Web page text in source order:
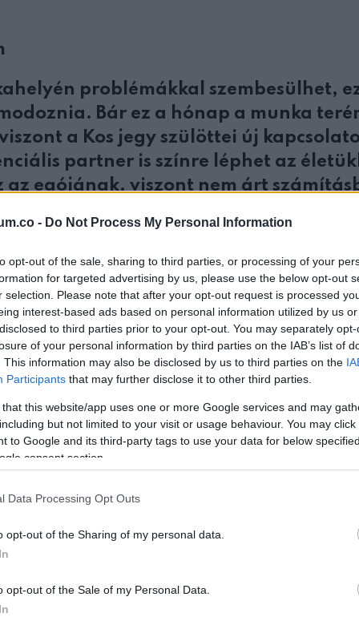
- Do Not Process My Personal Information
opt-out of the sale, sharing to third parties, or processing of your
for targeted advertising by us, please use the below opt-out
selection. Please note that after your opt-out request is processed
interest-based ads based on personal information utilized by us
to third parties prior to your opt-out. You may separately
of your personal information by third parties on the IAB’s list of
This information may also be disclosed by us to third parties on the
Participants that may further disclose it to other third parties.
that this website/app uses one or more Google services and may
but not limited to your visit or usage behaviour. You may
to Google and its third-party tags to use your data for below
consent section.
Data Processing Opt Outs
opt-out of the Sharing of my personal data.
opt-out of the Sale of my Personal Data.
problémákkal szembesülhet,
Bár ez a hónap a munka
a Kos jegy szülöttei új
partner is színre léphet az
egójának, viszont nem árt
megéri-e az esetleges
járnia a világban, mert olyan
amelyeket kár lenne
könyvelhet el, élvezheti a
és meghitt, gyengédséggel teli
tölti el az idejét, akkor még
régóta nem vett már könyvet a
olvasás nemcsak szórakoztató, hanem
Idősebb korára a bőre
rá ebben az időszakban. Hét év
beírása után gördítesz
komoly hatással lesznek az
optimista szemlélet